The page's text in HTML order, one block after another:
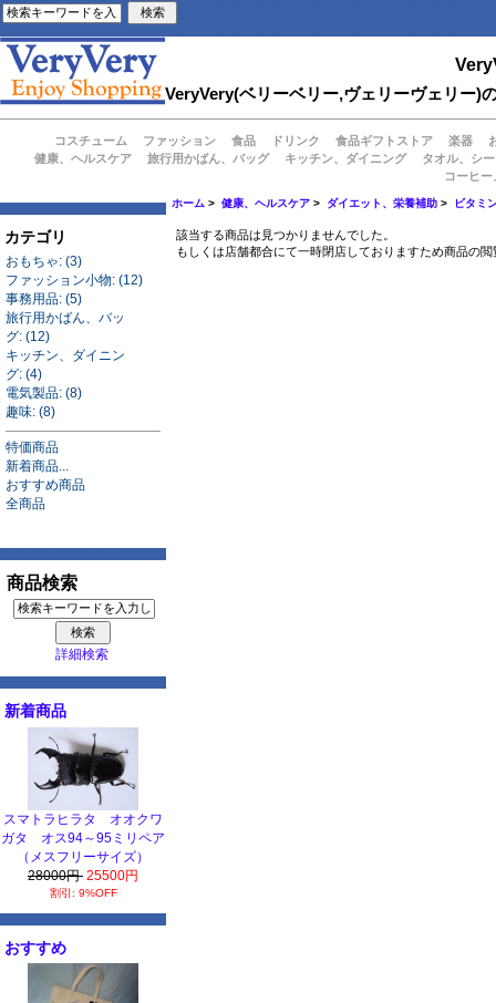
VeryVery(ベリーベリー,ヴェリーヴェリー)
コスチューム ファッション 食品 ドリンク 食品ギフトストア 楽器
健康、ヘルスケア
旅行用かばん、バッグ キッチン、ダイニング
タオル、シ
コーヒ
カテゴリ
おもちゃ: (3)
ファッション小物: (12)
事務用品: (5)
旅行用かばん、バッ
グ: (12)
キッチン、ダイニン
グ: (4)
電気製品: (8)
趣味: (8)
特価商品
新着商品...
おすすめ商品
全商品
商品検索
詳細検索
新着商品
スマトラヒラタ オオクワ
ガタ オス94～95ミリペア
（メスフリーサイズ）
28000円 25500円
割引: 9%OFF
おすすめ
ホーム >健康、ヘルスケア > ダイエット、栄養補助 > ビタミ
該当する商品は見つかりませんでした。
もしくは店舗都合にて一時閉店しておりますため商品の